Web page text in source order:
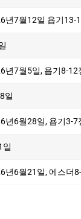
년7월12일 욥기13-
년7월5일, 욥기8-12
일
년6월28일, 욥기3-7
일
년6월21일, 에스더